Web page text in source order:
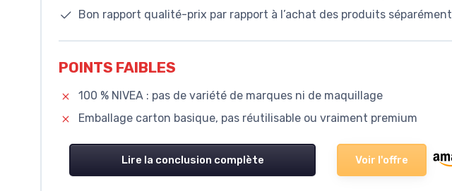
Bon rapport qualité-prix par rapport à l’achat des produits séparément
POINTS FAIBLES
100 % NIVEA : pas de variété de marques ni de maquillage
Emballage carton basique, pas réutilisable ou vraiment premium
Lire la conclusion complète Voir l'offre